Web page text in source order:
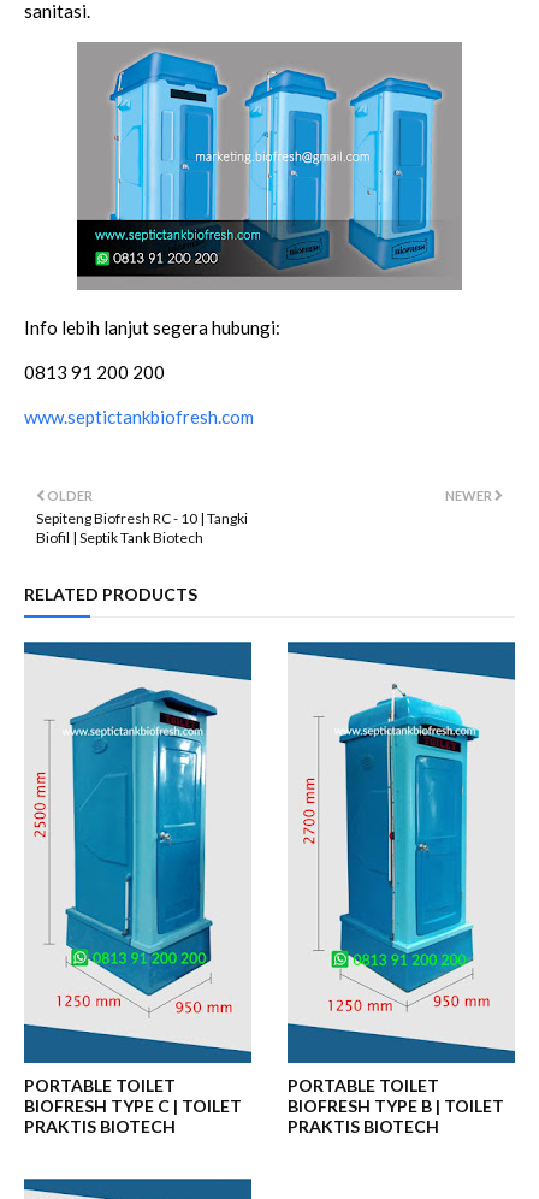
sanitasi.
Info lebih lanjut segera hubungi:
0813 91 200 200
www.septictankbiofresh.com
NEWER
OLDER
Sepiteng Biofresh RC - 10 | Tangki
Biofil | Septik Tank Biotech
RELATED PRODUCTS
PORTABLE TOILET
BIOFRESH TYPE C | TOILET
PRAKTIS BIOTECH
PORTABLE TOILET
BIOFRESH TYPE B | TOILET
PRAKTIS BIOTECH